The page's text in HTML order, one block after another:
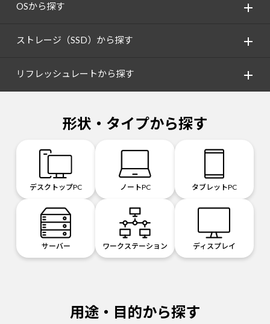
OSから探す
ストレージ（SSD）から探す
リフレッシュレートから探す
形状・タイプから探す
デスクトップPC ノートPC タブレットPC
サーバー ワークステーション ディスプレイ
用途・目的から探す